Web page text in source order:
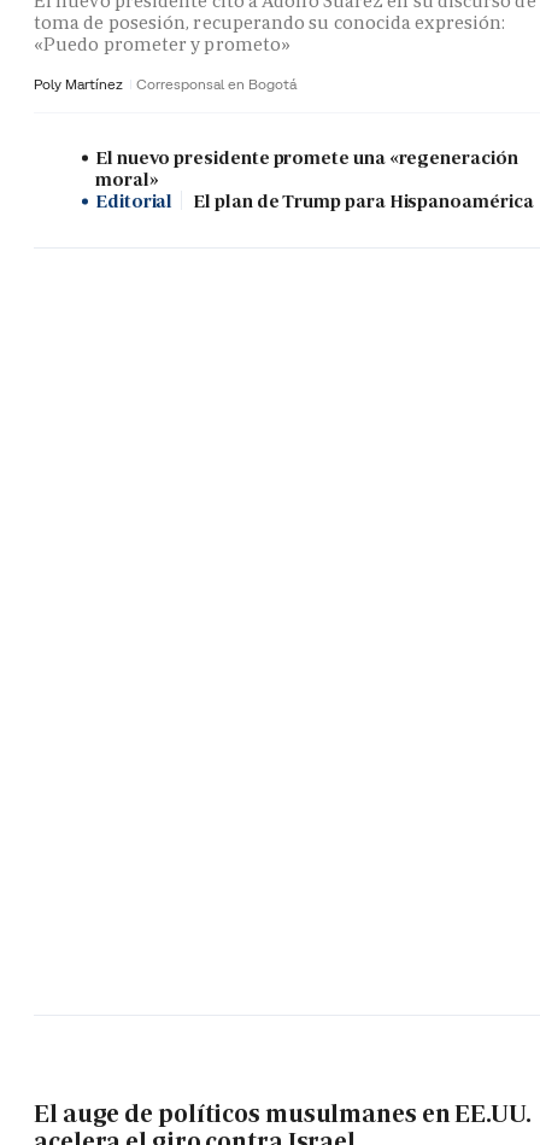
toma de posesión, recuperando su conocida expresión:
«Puedo prometer y prometo»
Poly Martínez Corresponsal en Bogotá
El nuevo presidente promete una «regeneración
moral»
Editorial
El plan de Trump para Hispanoamérica
El auge de políticos musulmanes en EE.UU.